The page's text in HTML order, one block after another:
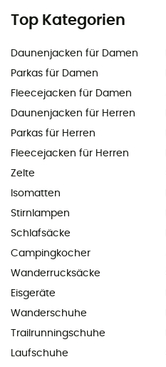
Top Kategorien
Daunenjacken für Damen
Parkas für Damen
Fleecejacken für Damen
Daunenjacken für Herren
Parkas für Herren
Fleecejacken für Herren
Zelte
Isomatten
Stirnlampen
Schlafsäcke
Campingkocher
Wanderrucksäcke
Eisgeräte
Wanderschuhe
Trailrunningschuhe
Laufschuhe